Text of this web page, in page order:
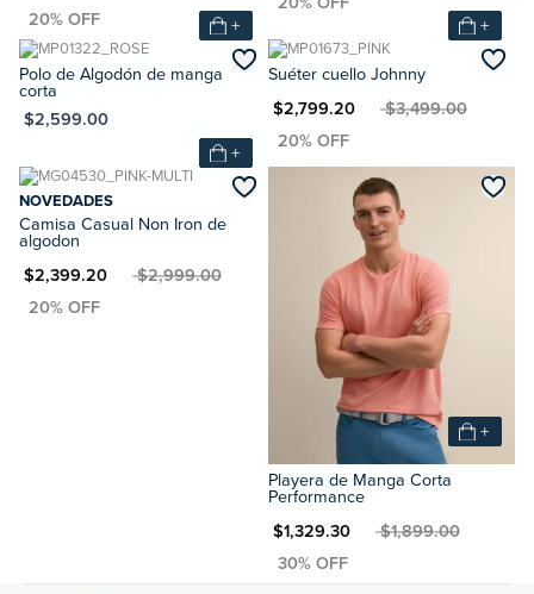
+
Polo de Algodón de manga
corta
$2,599.00
+
Suéter cuello Johnny
MXN $2,799.20MXN $3,499.00
+
NOVEDADES
Camisa Casual Non Iron de
algodon
$2,399.20MXN $2,999.00
+
Playera de Manga Corta
Performance
MXN $1,329.30MXN $1,899.00